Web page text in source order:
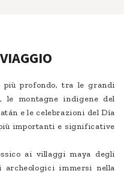
più profondo, tra le grandi
le montagne indigene del
e le celebrazioni del Día
importanti e significative
ai villaggi maya degli
immersi nella